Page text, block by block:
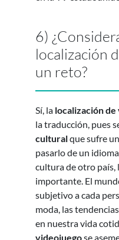
6)
localización
un reto?
Sí, la localización
la traducción, pues
culturalque sufre
pasarlo de un
cultura de otro país,
importante. El
subjetivo a cada
moda, las
en nuestra vida
videojuegose